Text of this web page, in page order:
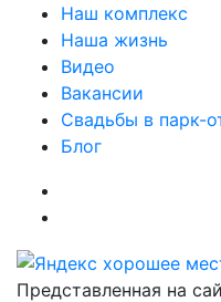
Наш комплекс
Наша жизнь
Видео
Вакансии
Свадьбы в парк-
Блог
Представленная на